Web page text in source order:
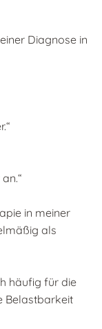
Diagnose in
in meiner
als
häufig für die
Belastbarkeit